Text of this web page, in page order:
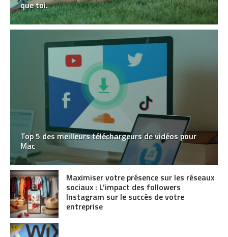
que toi.
Top 5 des meilleurs téléchargeurs de vidéos pour
Mac
Maximiser votre présence sur les réseaux
sociaux : L’impact des followers
Instagram sur le succès de votre
entreprise